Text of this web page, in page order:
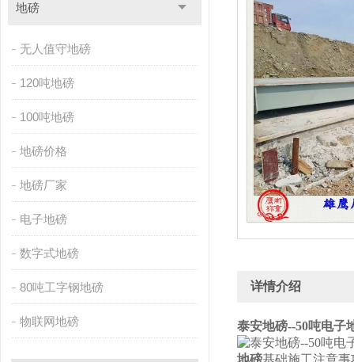
地磅
无人值守地磅
120吨地磅
100吨地磅
地磅价格
地磅厂家
电子地磅
数字式地磅
80吨工字钢地磅
物联网地磅
详情介绍
泰安地磅--50吨电子
地磅基础施工注意事